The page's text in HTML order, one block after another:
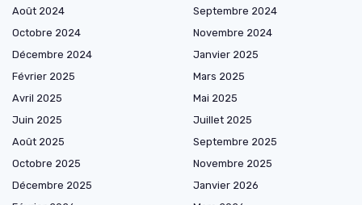
Août 2024
Septembre 2024
Octobre 2024
Novembre 2024
Décembre 2024
Janvier 2025
Février 2025
Mars 2025
Avril 2025
Mai 2025
Juin 2025
Juillet 2025
Août 2025
Septembre 2025
Octobre 2025
Novembre 2025
Décembre 2025
Janvier 2026